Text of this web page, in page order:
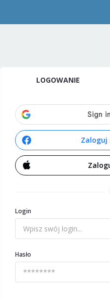
LOGOWANIE
Zaloguj
Login
Hasło